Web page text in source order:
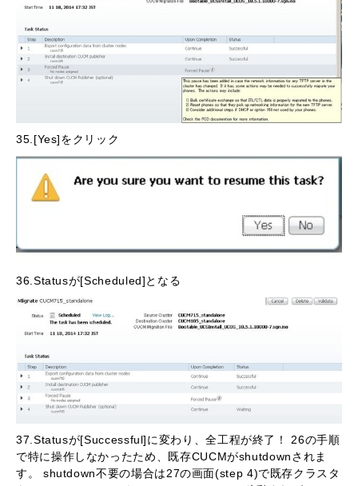
35.[Yes]をクリック
36.Statusが[Scheduled]となる
37.Statusが[Successful]に変わり、全工程が終了！ 26の手順
で特に操作しなかったため、既存CUCMがshutdownされま
す。 shutdown不要の場合は27の画面(step 4)で既存クラスタ